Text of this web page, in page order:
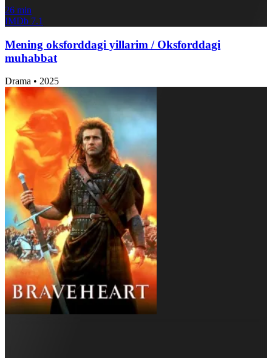
26 min
IMDb 7.1
Mening oksforddagi yillarim / Oksforddagi
muhabbat
Drama • 2025